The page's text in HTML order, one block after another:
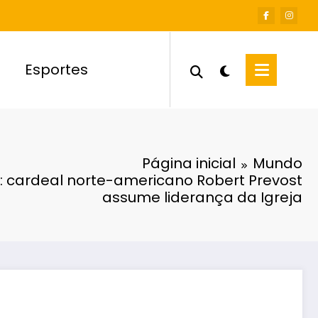
Esportes
Página inicial
Mundo
cardeal norte-americano Robert Prevost
assume liderança da Igreja